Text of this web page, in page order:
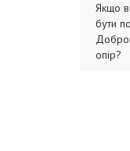
Якщо
бути
опір?